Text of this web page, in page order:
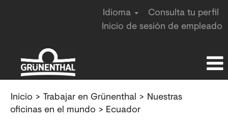
Idioma
Consulta tu perfil
Inicio de sesión de empleado
Inicio > Trabajar en Grünenthal > Nuestras
oficinas en el mundo > Ecuador